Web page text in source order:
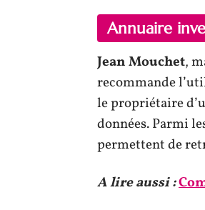
Annuaire
Jean Mouchet,
recommande
le propriétaire
données. Parmi
permettent de
A lire aussi :